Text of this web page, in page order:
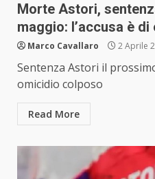
Morte Astori,
maggio: l’accusa è
Marco Cavallaro 2 Aprile
Sentenza Astori il
omicidio colposo
Read More